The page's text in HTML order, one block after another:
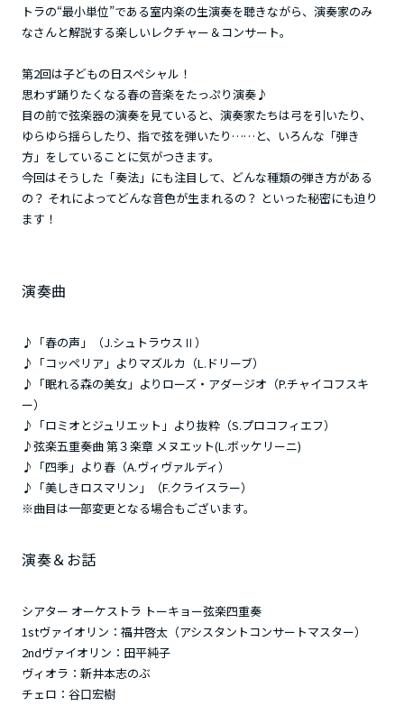
トラの“最小単位”である室内楽の生演奏を聴きながら、演奏家のみ
なさんと解説する楽しいレクチャー＆コンサート。
第2回は子どもの日スペシャル！
思わず踊りたくなる春の音楽をたっぷり演奏♪
目の前で弦楽器の演奏を見ていると、演奏家たちは弓を引いたり、
ゆらゆら揺らしたり、指で弦を弾いたり……と、いろんな「弾き
方」をしていることに気がつきます。
今回はそうした「奏法」にも注目して、どんな種類の弾き方がある
の？ それによってどんな音色が生まれるの？ といった秘密にも迫り
ます！
演奏曲
♪「春の声」（J.シュトラウスⅡ）
♪「コッペリア」よりマズルカ（L.ドリーブ）
♪「眠れる森の美女」よりローズ・アダージオ（P.チャイコフスキ
ー）
♪「ロミオとジュリエット」より抜粋（S.プロコフィエフ）
♪弦楽五重奏曲 第３楽章 メヌエット(L.ボッケリーニ)
♪「四季」より春（A.ヴィヴァルディ）
♪「美しきロスマリン」（F.クライスラー）
※曲目は一部変更となる場合もございます。
演奏＆お話
シアター オーケストラ トーキョー弦楽四重奏
1stヴァイオリン：福井啓太（アシスタントコンサートマスター）
2ndヴァイオリン：田平純子
ヴィオラ：新井本志のぶ
チェロ：谷口宏樹